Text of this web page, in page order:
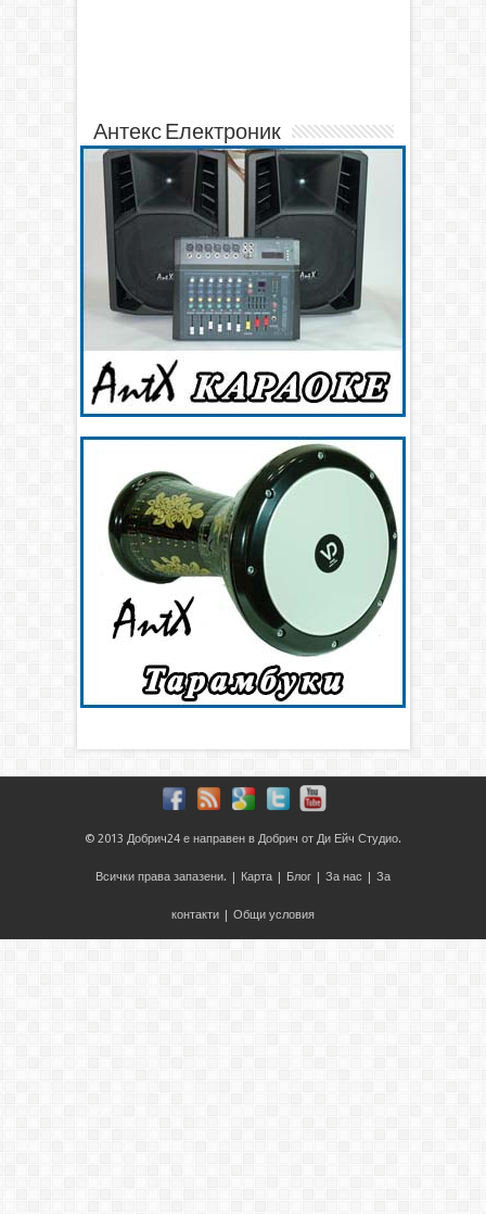
Антекс Електроник
© 2013 Добрич24 е направен в Добрич от Ди Ейч Студио.
Всички права запазени. | Карта | Блог | За нас | За
контакти | Общи условия